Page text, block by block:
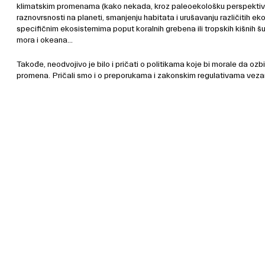
klimatskim promenama (kako nekada, kroz paleoekološku
raznovrsnosti na planeti, smanjenju habitata i urušavanju različitih
specifičnim ekosistemima poput koralnih grebena ili tropskih kišnih
mora i okeana…
Takođe, neodvojivo je bilo i pričati o politikama koje bi morale da
promena. Pričali smo i o preporukama i zakonskim regulativama